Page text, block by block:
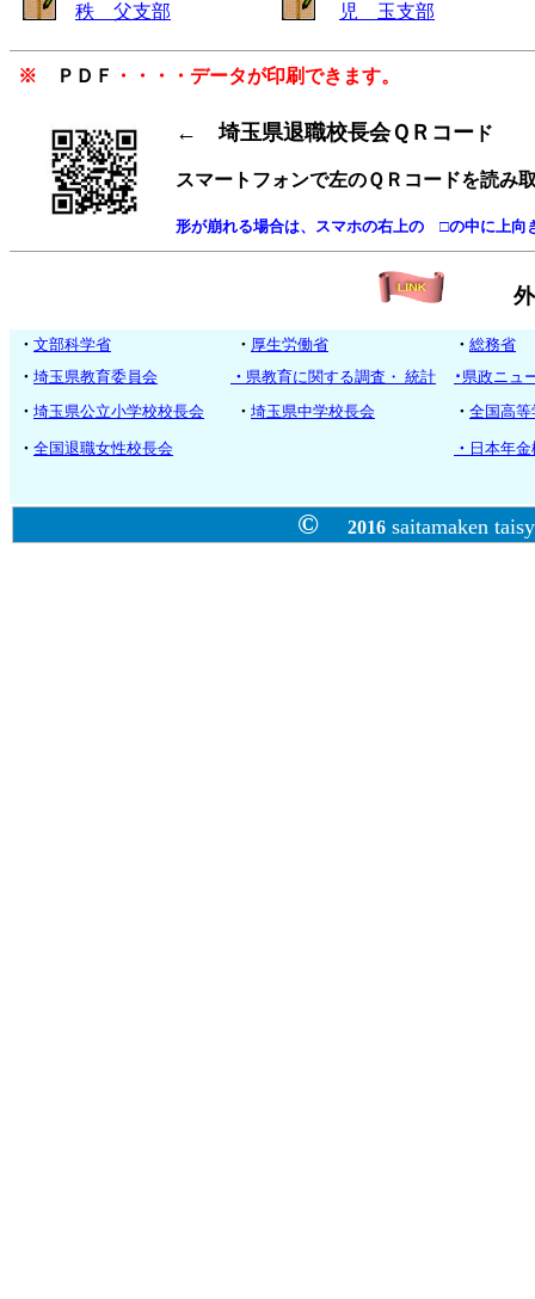
秩 父支部 児 玉支部
※ ＰＤＦ ・・・・データが印刷できます。
← 埼玉県退職校長会ＱＲコー ド
スマートフォンで左のＱＲコードを読み
形が崩れる場合は、スマホの右上の □の中に上向
外部
・ 文部科学省 ・ 厚生労働省 ・ 総務省
・ 埼玉県教育委員会 ・ 県教育に関する調査・ 統計 ･ 県政ニュ
・ 埼玉県公立小学校校長会 ・ 埼玉県中学校長会 ・ 全国高
・ 全国退職女性校長会 ・ 日本年
© 2016saitamaken